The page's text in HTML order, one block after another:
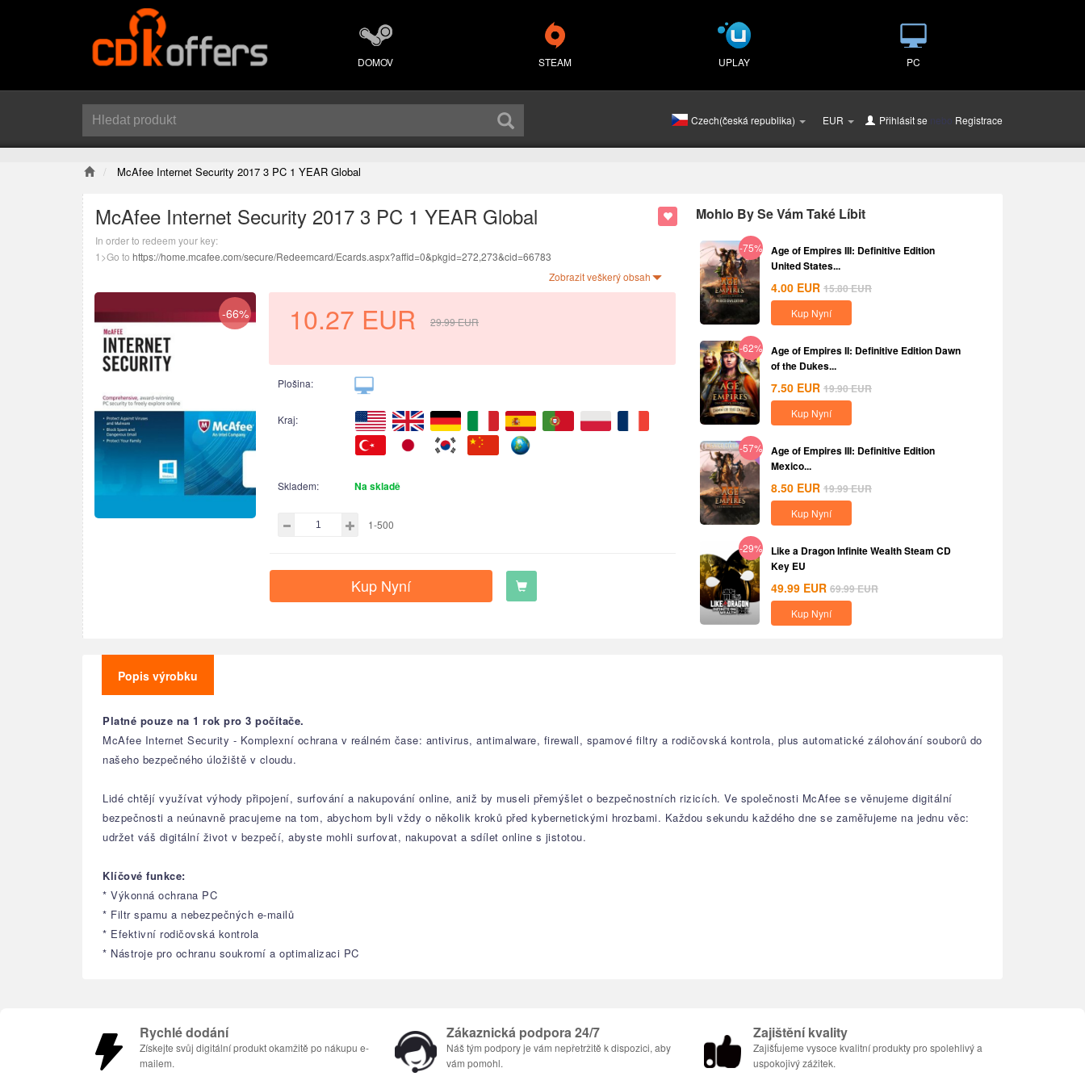
DOMOV STEAM UPLAY PC
Czech(česká republika) EUR Přihlásit se nebo Registrace
McAfee Internet Security 2017 3 PC 1 YEAR Global
McAfee Internet Security 2017 3 PC 1 YEAR Global
In order to redeem your key:
1>Go to https://home.mcafee.com/secure/Redeemcard/Ecards.aspx?affid=0&pkgid=272,273&cid=66783
4>Follow the on-screen instructions to get set up with McAfee.
Zobrazit veškerý obsah
-66% 10.27 EUR 29.99EUR
Plošina:
Kraj:
Skladem: Na skladě
1-500
Kup Nyní
Mohlo By Se Vám Také Líbit
-75%
Age of Empires III: Definitive Edition
United States...
4.00 EUR 15.80EUR
Kup Nyní
-62%
Age of Empires II: Definitive Edition Dawn
of the Dukes...
7.50 EUR 19.90EUR
Kup Nyní
-57%
Age of Empires III: Definitive Edition
Mexico...
8.50 EUR 19.99EUR
Kup Nyní
-29%
Like a Dragon Infinite Wealth Steam CD
Key EU
49.99 EUR 69.99EUR
Kup Nyní
Popis výrobku
Platné pouze na 1 rok pro 3 počítače.
McAfee Internet Security - Komplexní ochrana v reálném čase: antivirus, antimalware, firewall, spamové filtry a rodičovská kontrola, plus automatické zálohování souborů do
našeho bezpečného úložiště v cloudu.
Lidé chtějí využívat výhody připojení, surfování a nakupování online, aniž by museli přemýšlet o bezpečnostních rizicích. Ve společnosti McAfee se věnujeme digitální
bezpečnosti a neúnavně pracujeme na tom, abychom byli vždy o několik kroků před kybernetickými hrozbami. Každou sekundu každého dne se zaměřujeme na jednu věc:
udržet váš digitální život v bezpečí, abyste mohli surfovat, nakupovat a sdílet online s jistotou.
Klíčové funkce:
* Výkonná ochrana PC
* Filtr spamu a nebezpečných e-mailů
* Efektivní rodičovská kontrola
* Nástroje pro ochranu soukromí a optimalizaci PC
Rychlé dodání
Získejte svůj digitální produkt okamžitě po nákupu e-
mailem.
Zákaznická podpora 24/7
Náš tým podpory je vám nepřetržitě k dispozici, aby
vám pomohl.
Zajištění kvality
Zajišťujeme vysoce kvalitní produkty pro spolehlivý a
uspokojivý zážitek.